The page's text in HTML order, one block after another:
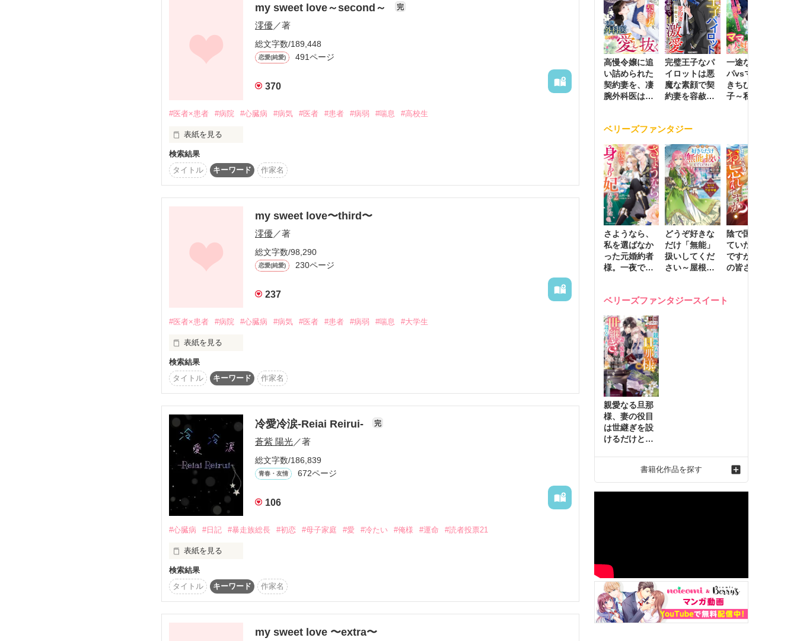
日向るいさん
瑠亜さん
灯火ちゃん
素敵なレビューありがとうございます
作品を読む
my sweet love～second～ 完
澪優／著
総文字数/189,448
恋愛(純愛) 491ページ
370
#医者×患者 #病院 #心臓病 #病気 #医者 #患者 #病弱 #喘息 #高校生
表紙を見る
my sweet love第２段！！
お待たせしました(*_*)
甘い甘いラブストーリー
全作に引き続きですが
この作品は my sweet loveの
続きの作品となります
my sweet loveを
先にお読みください(●´ω｀●)
2013年4月1日～2016年1月24日
タギ様
柴崎 心花様
葵翼様
素敵なレビューを
ありがとうございます
作品を読む
検索結果
タイトル
キーワード 作家名
my sweet love〜third〜
澪優／著
総文字数/98,290
恋愛(純愛) 230ページ
237
#医者×患者 #病院 #心臓病 #病気 #医者 #患者 #病弱 #喘息 #大学生
表紙を見る
6人、3組のカップルの
甘い甘いラブストーリー
※注意※
今作はmy sweet loveの3作目の作品です
前作をお読みになられることを
オススメします
2018年4月9日〜
検索結果
タイトル
キーワード 作家名
冷愛冷涙-Reiai Reirui- 完
蒼紫 陽光／著
総文字数/186,839
青春・友情 672ページ
106
#心臓病 #日記 #暴走族総長 #初恋 #母子家庭 #愛 #冷たい #俺様 #運命 #読者投票21
表紙を見る
白龍-Hakuryuu-
総長 白石冷-Rei Shiraishi-
〝絶望〟を味わった美少女
検索結果
タイトル
キーワード 作家名
my sweet love 〜extra〜
高慢令嬢に追
い詰められた
契約妻を、凄
腕外科医はこ
完璧王子なパ
イロットは悪
魔な素顔で契
約妻を容赦な
一途な社長パ
パvsママ大好
きちびっこ息
子～私を捨て
ベリーズファンタジー
さようなら、
私を選ばなか
った元婚約者
様。一夜で大
ました２
どうぞ好きな
だけ「無能」
扱いしてくだ
さい～屋根裏
動かす万能令
陰で国を支え
ていたのは私
ですが、王家
の皆さんお忘
れ才女の辺境
ベリーズファンタジースイート
親愛なる旦那
様、妻の役目
は世継ぎを設
けるだけと聞
れ才女の幸せ
な結婚～2
書籍化作品を探す